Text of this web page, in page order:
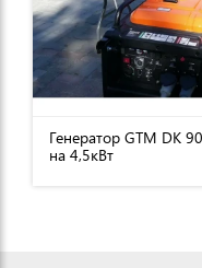
Генератор GTM DK
на 4,5кВт